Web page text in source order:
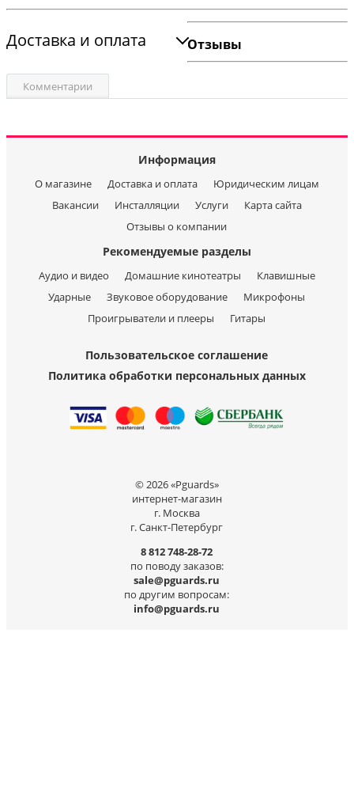
Доставка и оплата Отзывы
Комментарии
Информация
О магазине Доставка и оплата
Юридическим лицам
Вакансии
Инсталляции Услуги
Карта сайта
Отзывы о компании
Рекомендуемые разделы
Аудио и видео Домашние кинотеатры
Клавишные
Ударные
Звуковое оборудование
Микрофоны
Проигрыватели и плееры
Гитары
Пользовательское соглашение
Политика обработки персональных данных
© 2026 «Pguards»
интернет-магазин
г. Москва
г. Санкт-Петербург
8 812 748-28-72
по поводу заказов:
sale@pguards.ru
по другим вопросам:
info@pguards.ru